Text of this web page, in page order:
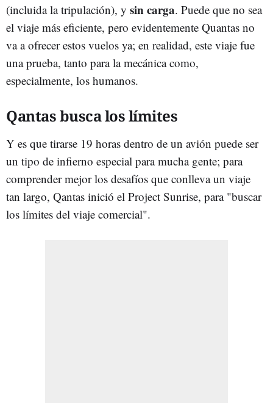
(incluida la tripulación), y sin carga. Puede que no sea
el viaje más eficiente, pero evidentemente Quantas no
va a ofrecer estos vuelos ya; en realidad, este viaje fue
una prueba, tanto para la mecánica como,
especialmente, los humanos.
Qantas busca los límites
Y es que tirarse 19 horas dentro de un avión puede ser
un tipo de infierno especial para mucha gente; para
comprender mejor los desafíos que conlleva un viaje
tan largo, Qantas inició el Project Sunrise, para "buscar
los límites del viaje comercial".